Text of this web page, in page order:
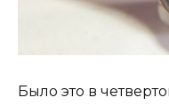
Было это в